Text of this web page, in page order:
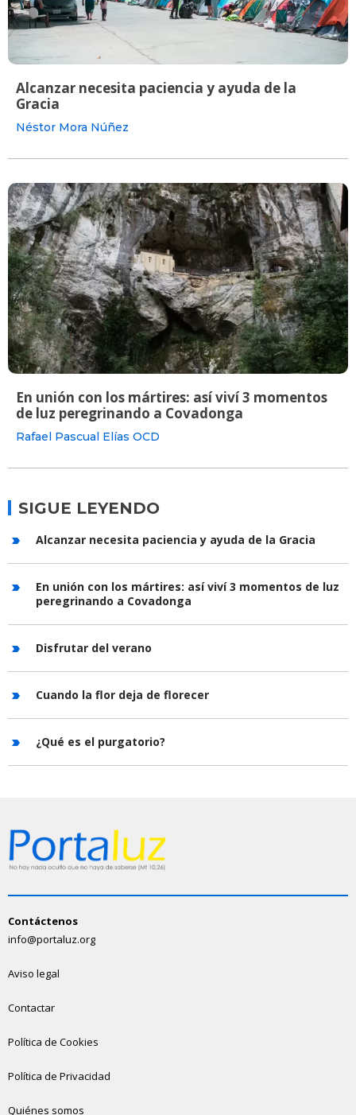
Alcanzar necesita paciencia y ayuda de la
Gracia
Néstor Mora Núñez
En unión con los mártires: así viví 3 momentos
de luz peregrinando a Covadonga
Rafael Pascual Elías OCD
SIGUE LEYENDO
Alcanzar necesita paciencia y ayuda de la Gracia
En unión con los mártires: así viví 3 momentos de luz
peregrinando a Covadonga
Disfrutar del verano
Cuando la flor deja de florecer
¿Qué es el purgatorio?
Contáctenos
info@portaluz.org
Aviso legal
Contactar
Política de Cookies
Política de Privacidad
Quiénes somos